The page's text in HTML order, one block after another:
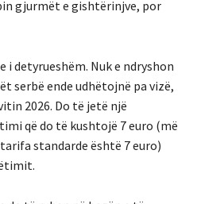
gjurmët e gishtërinjve, por
i detyrueshëm. Nuk e ndryshon
serbë ende udhëtojnë pa vizë,
2026. Do të jetë një
që do të kushtojë 7 euro (më
standarde është 7 euro)